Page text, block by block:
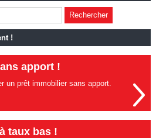
!
apport !
un prêt immobilier sans apport.
taux bas !